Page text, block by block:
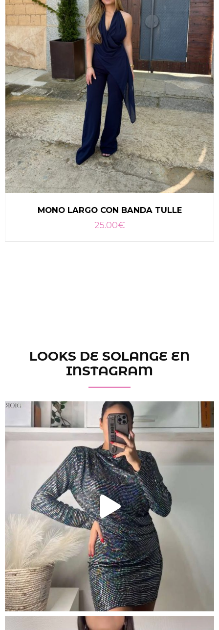
SELECCIONAR OPCIONES / DETALLES
MONO LARGO CON BANDA TULLE
25.00€
LOOKS DE SOLANGE EN
INSTAGRAM